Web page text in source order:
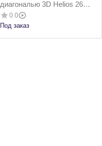
диагональю 3D Helios 26
SBG
0.0
Под заказ